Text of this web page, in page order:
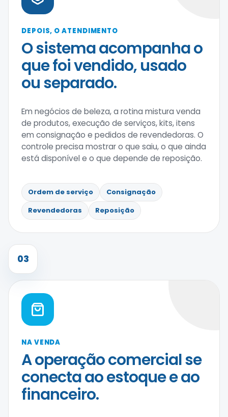
DEPOIS, O ATENDIMENTO
O sistema acompanha o
que foi vendido, usado
ou separado.
Em negócios de beleza, a rotina mistura venda
de produtos, execução de serviços, kits, itens
em consignação e pedidos de revendedoras. O
controle precisa mostrar o que saiu, o que ainda
está disponível e o que depende de reposição.
Ordem de serviço
Consignação
Revendedoras
Reposição
03
NA VENDA
A operação comercial se
conecta ao estoque e ao
financeiro.